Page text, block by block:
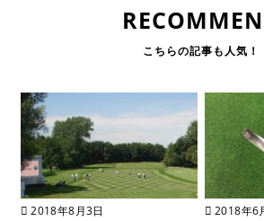
2018年8月3日 2018年6